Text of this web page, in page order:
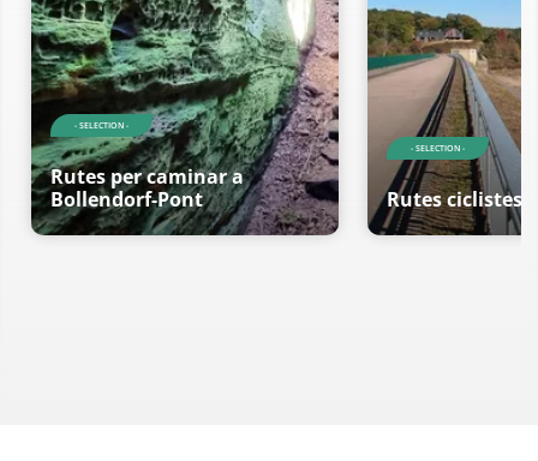
- SELECTION -
Rutes per caminar a
Bollendorf-Pont
- SELECTION -
Rutes ciclistes